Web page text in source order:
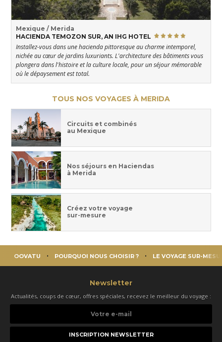
Mexique / Merida
HACIENDA TEMOZON SUR, AN IHG HOTEL
Installez-vous dans une hacienda pittoresque au charme intemporel,
nichée au cœur de jardins luxuriants. L'architecture des bâtiments vous
plongera dans l'histoire et la culture locale, pour un séjour mémorable
où le dépaysement est total.
TOUS NOS VOYAGES À MERIDA
Circuits et combinés
au Mexique
Nos séjours en Haciendas
à Merida
Créez votre voyage
sur-mesure
OOVATU POURQUOI NOUS CHOISIR ? LE VOYAGE SUR-
Newsletter
Actualités, coups de cœur, offres spéciales, recevez le meilleur du voyage :
e-